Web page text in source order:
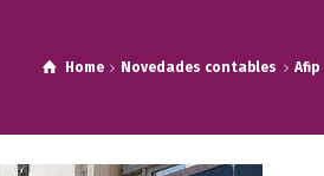
Home Novedades contables Afip